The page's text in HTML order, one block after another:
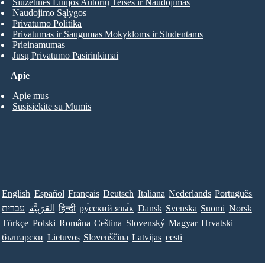
Apie
Apie mus
Susisiekite su Mumis
Siužetinės Linijos Autorių Teisės ir Naudojimas
Naudojimo Sąlygos
Privatumo Politika
Privatumas ir Saugumas Mokykloms ir Studentams
Prieinamumas
Jūsų Privatumo Pasirinkimai
English Español Français Deutsch Italiana Nederlands Português
עברית العَرَبِيَّة हिन्दी ру́сский язы́к Dansk Svenska Suomi Norsk
Türkçe Polski Româna Ceština Slovenský Magyar Hrvatski
български Lietuvos Slovenščina Latvijas eesti